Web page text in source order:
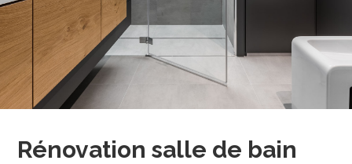
Rénovation salle de bain